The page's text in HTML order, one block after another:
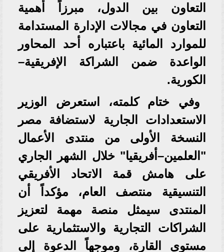
التعاون بين الدول، مبرزاً أهمية
التعاون في مجالات الإدارة المستدامة
للموارد المائية باعتباره أحد المحاور
الواعدة ضمن الشراكة الإفريقية–
الكورية.
وفي ختام كلمته، استعرض الوزير
الاستعدادات الجارية لاستضافة مصر
النسخة الأولى من منتدى الأعمال
"العلمين–أفريقيا" خلال الشهر الجاري
على هامش قمة الاتحاد الأفريقي
التنسيقية منتصف العام، مؤكداً أن
المنتدى سيمثل منصة مهمة لتعزيز
الشراكات التجارية والاستثمارية على
مستوى القارة، وموجهاً الدعوة إلى